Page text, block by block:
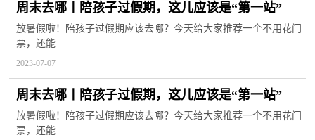
周末去哪丨陪孩子过假期，这儿应该是“第一站”
放暑假啦！陪孩子过假期应该去哪？今天给大家推荐一个不用花门
票，还能
2023-07-07
周末去哪丨陪孩子过假期，这儿应该是“第一站”
放暑假啦！陪孩子过假期应该去哪？今天给大家推荐一个不用花门
票，还能